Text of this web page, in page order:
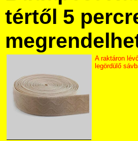
tértől 5
A raktáron
legördülő